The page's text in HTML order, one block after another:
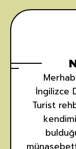
İngilizce
Turist